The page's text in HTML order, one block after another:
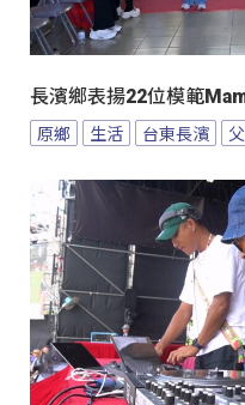
長濱鄉表揚22位模範
原鄉 生活 台東長濱